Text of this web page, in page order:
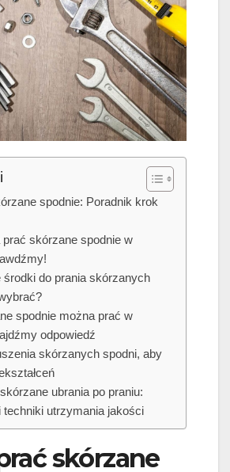
spodnie: Poradnik krok
skórzane spodnie w
środki do prania skórzanych
spodnie można prać w
odpowiedź
skórzanych spodni, aby
ubrania po praniu:
techniki utrzymania jakości
skórzane